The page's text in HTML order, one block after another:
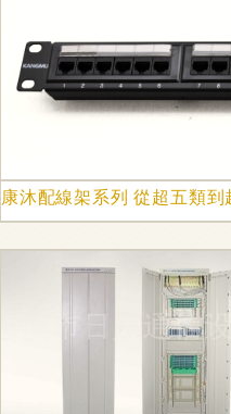
康沐配線架系列 從超五類